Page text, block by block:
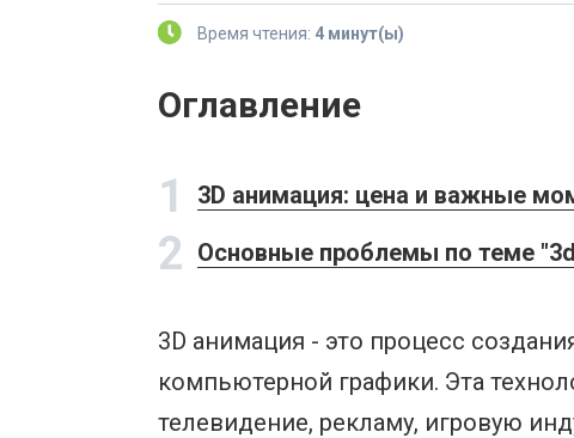
Время чтения: 4 минут(ы)
Оглавление
1 3D анимация: цена и важные
2 Основные проблемы по теме
3D анимация - это процесс
компьютерной графики. Эта
телевидение, рекламу, игровую